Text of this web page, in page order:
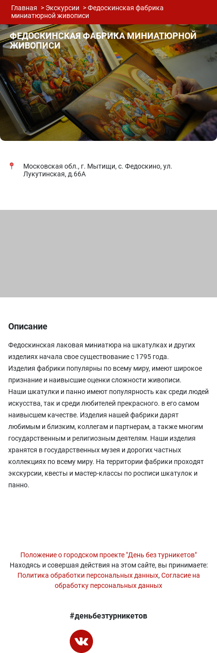
Главная Экскурсии
Федоскинская фабрика
миниатюрной живописи
ФЕДОСКИНСКАЯ ФАБРИКА МИНИАТЮРНОЙ
ЖИВОПИСИ
Московская обл., г. Мытищи, с. Федоскино, ул.
Лукутинская, д.66А
Описание
Федоскинская лаковая миниатюра на шкатулках и других
изделиях начала свое существование с 1795 года.
Изделия фабрики популярны по всему миру, имеют широкое
признание и наивысшие оценки сложности живописи.
Наши шкатулки и панно имеют популярность как среди людей
искусства, так и среди любителей прекрасного. в его самом
наивысшем качестве. Изделия нашей фабрики дарят
любимым и близким, коллегам и партнерам, а также многим
государственным и религиозным деятелям. Наши изделия
хранятся в государственных музея и дорогих частных
коллекциях по всему миру. На территории фабрики проходят
экскурсии, квесты и мастер-классы по росписи шкатулок и
панно.
Положение о городском проекте "День без турникетов"
Находясь и совершая действия на этом сайте, вы принимаете:
Политика обработки персональных данных, Согласие на
обработку персональных данных
#деньбезтурникетов